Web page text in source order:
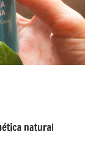
natural